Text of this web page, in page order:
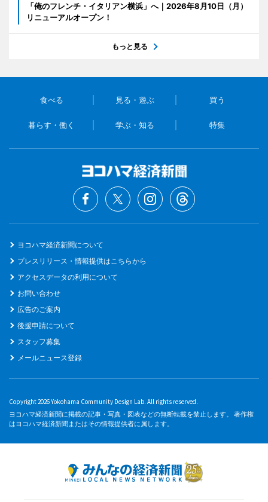
「俺のフレンチ・イタリアン横浜」へ｜2026年8月10日（月）
リニューアルオープン！
もっと見る
食べる 見る・遊ぶ 買う
暮らす・働く 学ぶ・知る 特集
ヨコハマ経済新聞について
プレスリリース・情報提供はこちらから
アクセスデータの利用について
お問い合わせ
広告のご案内
後援申請について
スタッフ募集
メールニュース登録
Copyright 2026 Yokohama Community Design Lab. All rights reserved.
ヨコハマ経済新聞に掲載の記事・写真・図表などの無断転載を禁止します。 著作権
はヨコハマ経済新聞またはその情報提供者に属します。